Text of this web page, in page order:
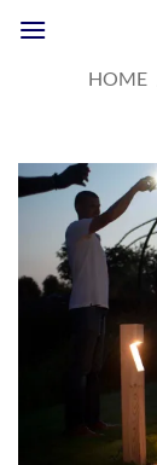
naar
HOME